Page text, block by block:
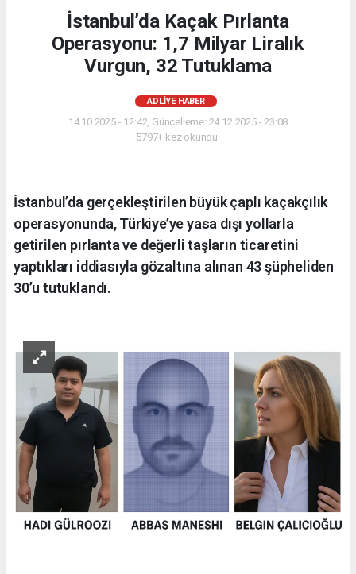
İstanbul’da Kaçak Pırlanta
Operasyonu: 1,7 Milyar Liralık
Vurgun, 32 Tutuklama
ADLIYE HABER
14.10.2025 - 12:42, Güncelleme: 24.12.2025 - 23:08
5797+ kez okundu.
İstanbul’da gerçekleştirilen büyük çaplı kaçakçılık
operasyonunda, Türkiye’ye yasa dışı yollarla
getirilen pırlanta ve değerli taşların ticaretini
yaptıkları iddiasıyla gözaltına alınan 43 şüpheliden
30’u tutuklandı.